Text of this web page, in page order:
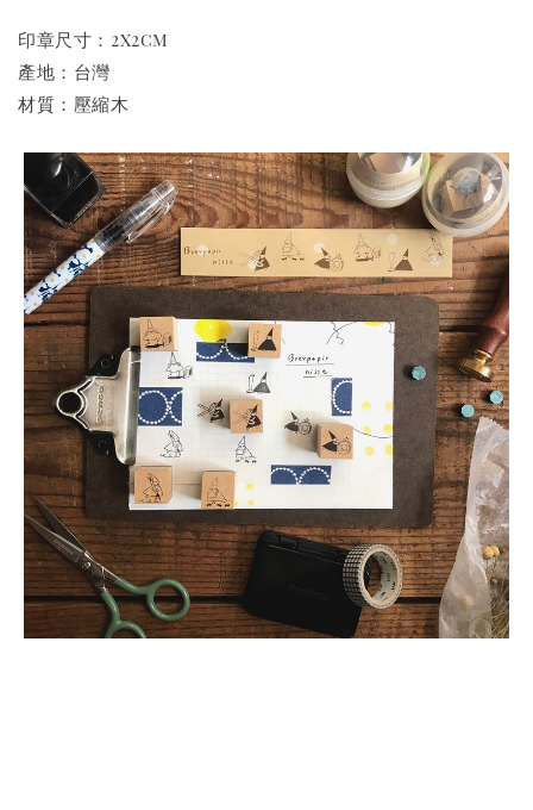
印章尺寸：2x2cm
產地：台灣
材質：壓縮木